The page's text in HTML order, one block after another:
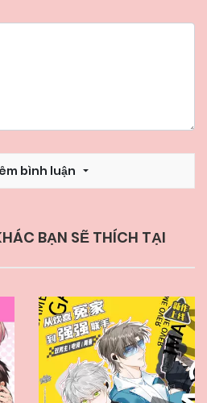
bình luận
BẠN SẼ THÍCH TẠI